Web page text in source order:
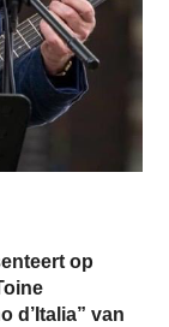
op
d’Italia” van